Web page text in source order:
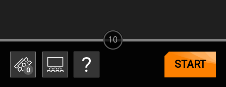
0 START
10